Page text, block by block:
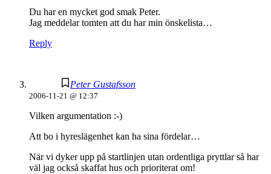
Du har en mycket god smak Peter.
Jag meddelar tomten att du har min önskelista…
Reply
Peter Gustafsson
2006-11-21 @ 12:37
Vilken argumentation :-)
Att bo i hyreslägenhet kan ha sina fördelar…
När vi dyker upp på startlinjen utan ordentliga pryttlar så har
väl jag också skaffat hus och prioriterat om!